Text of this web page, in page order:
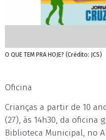
O QUE TEM PRA HOJE? (Crédito: JCS)
Oficina
Crianças a partir de 10
(27), às 14h30, da oficina
Biblioteca Municipal, no